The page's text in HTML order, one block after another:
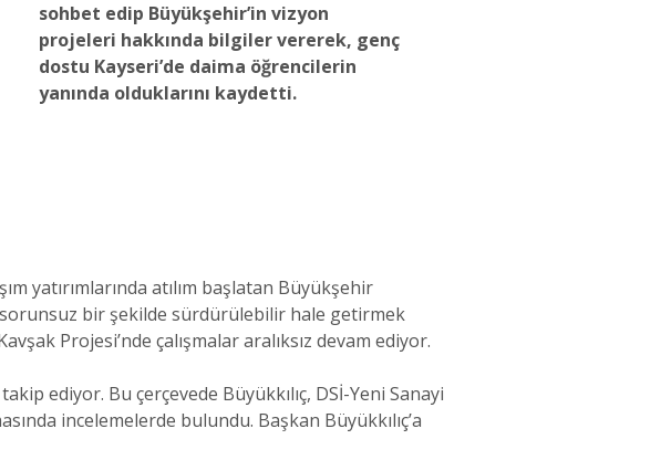
sohbet edip Büyükşehir’in vizyon
projeleri hakkında bilgiler vererek, genç
dostu Kayseri’de daima öğrencilerin
yanında olduklarını kaydetti.
yatırımlarında atılım başlatan Büyükşehir
sorunsuz bir şekilde sürdürülebilir hale getirmek
Projesi’nde çalışmalar aralıksız devam ediyor.
ediyor. Bu çerçevede Büyükkılıç, DSİ-Yeni Sanayi
incelemelerde bulundu. Başkan Büyükkılıç’a